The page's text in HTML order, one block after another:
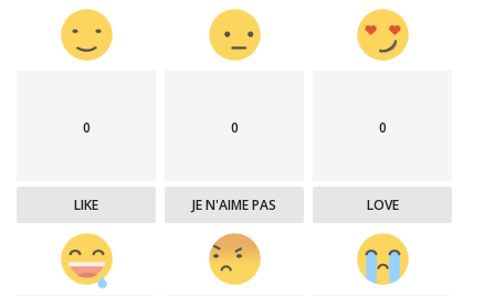
0
LIKE
0
JE N'AIME PAS
0
LOVE